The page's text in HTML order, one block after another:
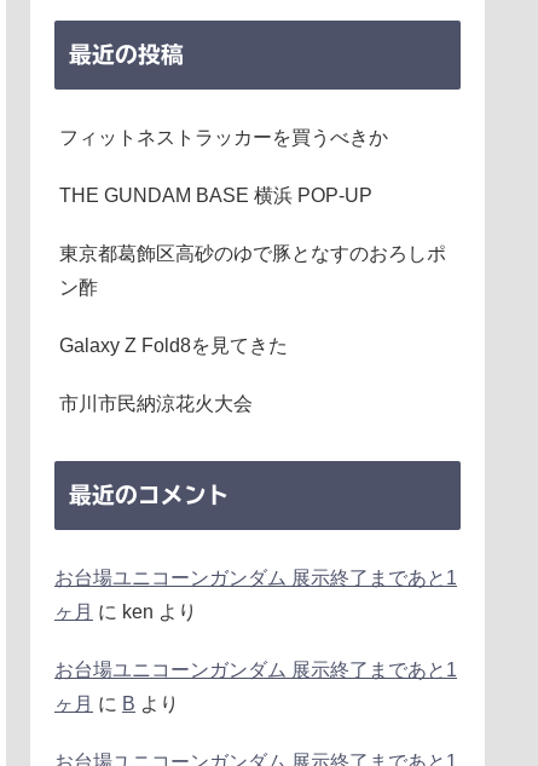
最近の投稿
フィットネストラッカーを買うべきか
THE GUNDAM BASE 横浜 POP-UP
東京都葛飾区高砂のゆで豚となすのおろしポ
ン酢
Galaxy Z Fold8を見てきた
市川市民納涼花火大会
最近のコメント
お台場ユニコーンガンダム 展示終了まであと1
ヶ月 に ken より
お台場ユニコーンガンダム 展示終了まであと1
ヶ月 に B より
お台場ユニコーンガンダム 展示終了まであと1